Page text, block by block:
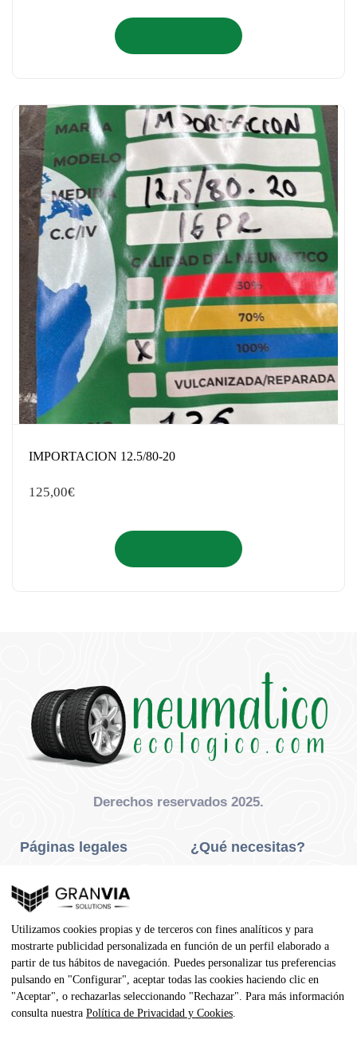
IMPORTACION 12.5/80-20
125,00€
Derechos reservados 2025.
Páginas legales
Privacidad Y Cookies
Aviso Legal
Condiciones De Compra
Contacto
¿Qué necesitas?
Neumáticos Agrícola
Dirección
Utilizamos cookies propias y de terceros con fines analíticos y para
mostrarte publicidad personalizada en función de un perfil elaborado a
partir de tus hábitos de navegación. Puedes personalizar tus preferencias
pulsando en "Configurar", aceptar todas las cookies haciendo clic en
"Aceptar", o rechazarlas seleccionando "Rechazar". Para más información
consulta nuestra Política de Privacidad y Cookies.